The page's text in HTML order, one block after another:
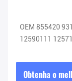
OEM 855420
12590111
Lambda
Obtenha o